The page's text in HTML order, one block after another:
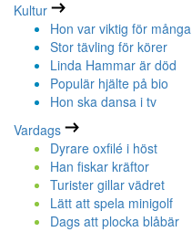
Kultur
Hon var viktig för många
Stor tävling för körer
Linda Hammar är död
Populär hjälte på bio
Hon ska dansa i tv
Vardags
Dyrare oxfilé i höst
Han fiskar kräftor
Turister gillar vädret
Lätt att spela minigolf
Dags att plocka blåbär